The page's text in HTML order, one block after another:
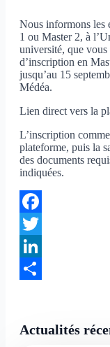
Nous informons les
1 ou Master 2, à
université, que
d’inscription en
jusqu’au 15
Médéa.
Lien direct vers la
L’inscription
plateforme, puis la
des documents
indiquées.
Facebook
Twitter
LinkedIn
Actualités